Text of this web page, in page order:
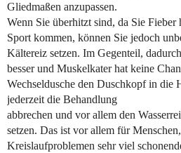
Gliedmaßen anzupassen.
Wenn Sie überhitzt sind, da Sie Fieber
Sport kommen, können Sie jedoch
Kältereiz setzen. Im Gegenteil,
besser und Muskelkater hat keine
Wechseldusche den Duschkopf in die
jederzeit die Behandlung
abbrechen und vor allem den
setzen. Das ist vor allem für
Kreislaufproblemen sehr viel